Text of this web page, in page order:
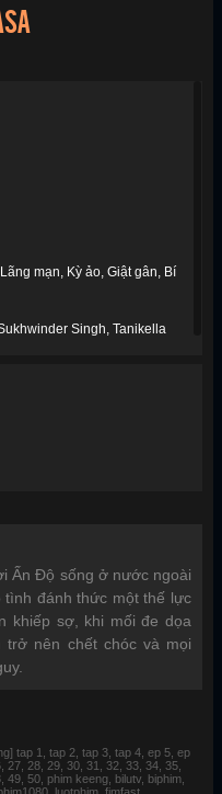
mạn Kỳ ảo Giật gân
Bí
Singh Tanikella
Ấn Độ sống ở nước ngoài
đánh thức một thế lực
khiếp sợ, khi mối đe dọa
trở nên chết chóc và mọi
tap 1, tap 2, tap 3, tap 4, ep 5, ep
28, 29, 30, 31, 32, 33, 34, 35,
50, phim keeng, bilutv, biphim,